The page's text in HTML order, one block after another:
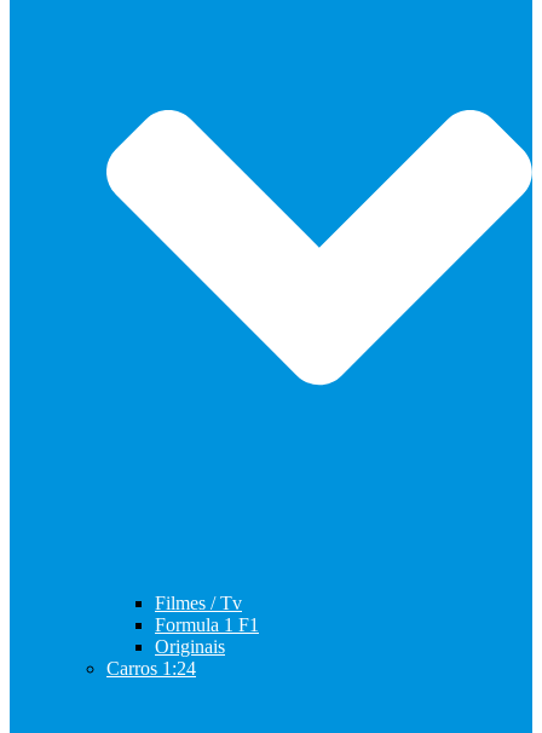
Filmes / Tv
Formula 1 F1
Originais
Carros 1:24